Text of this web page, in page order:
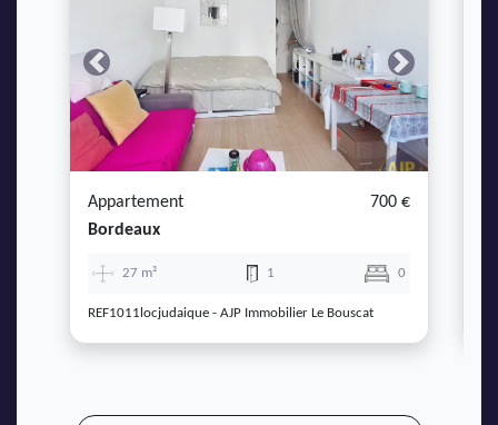
Previous Next
Appartement
700 €
Bordeaux
27 m² 1 0
REF1011locjudaique - AJP Immobilier Le Bouscat